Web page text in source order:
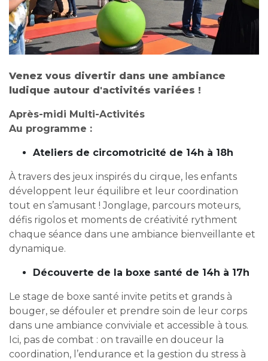
Venez vous divertir dans une ambiance
ludique autour d'activités variées !
Après-midi Multi-Activités
Au programme :
Ateliers de circomotricité de 14h à 18h
À travers des jeux inspirés du cirque, les enfants
développent leur équilibre et leur coordination
tout en s’amusant ! Jonglage, parcours moteurs,
défis rigolos et moments de créativité rythment
chaque séance dans une ambiance bienveillante et
dynamique.
Découverte de la boxe santé de 14h à 17h
Le stage de boxe santé invite petits et grands à
bouger, se défouler et prendre soin de leur corps
dans une ambiance conviviale et accessible à tous.
Ici, pas de combat : on travaille en douceur la
coordination, l’endurance et la gestion du stress à